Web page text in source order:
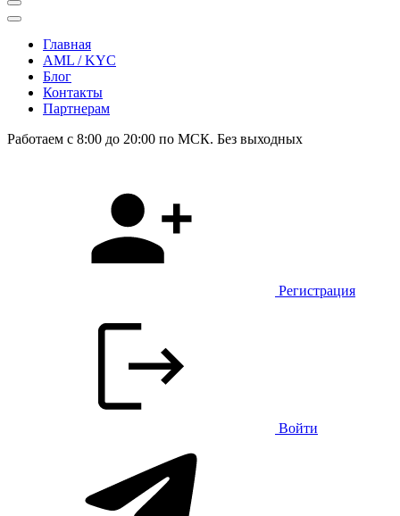
Главная
AML / KYC
Блог
Контакты
Партнерам
Работаем с 8:00 до 20:00 по МСК. Без выходных
Регистрация
Войти